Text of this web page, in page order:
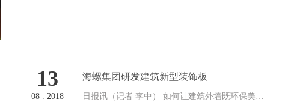
13
08 . 2018
海螺集团研发建筑新型装饰板
日报讯（记者 李中） 如何让建筑外墙既环保美观